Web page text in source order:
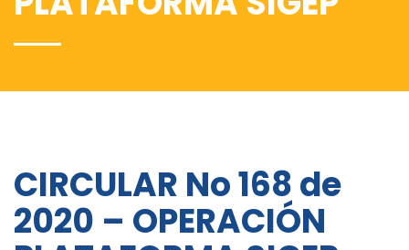
CIRCULAR No 168 de
2020 – OPERACIÓN